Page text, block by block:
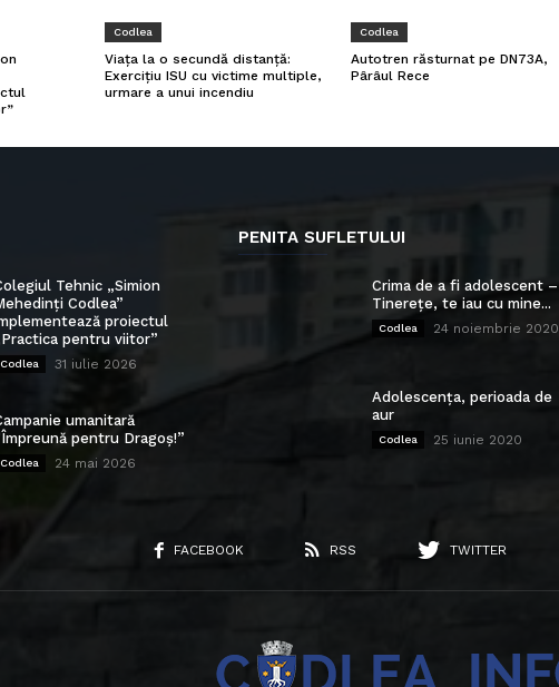
Codlea
Viața la o secundă distanță:
Exercițiu ISU cu victime multiple,
urmare a unui incendiu
Codlea
Autotren răsturnat pe DN73A,
Pârâul Rece
Tehnic „Simion
Codlea”
proiectul
pentru viitor”
Codlea 31 iulie 2026
umanitară
pentru Dragoș!”
Codlea 24 mai 2026
PENITA SUFLETULUI
Crima de a fi adolescent –
Tinerețe, te iau cu mine...
Codlea 24 noiembrie 2020
Adolescența, perioada de
aur
Codlea 25 iunie 2020
FACEBOOK RSS TWITTER